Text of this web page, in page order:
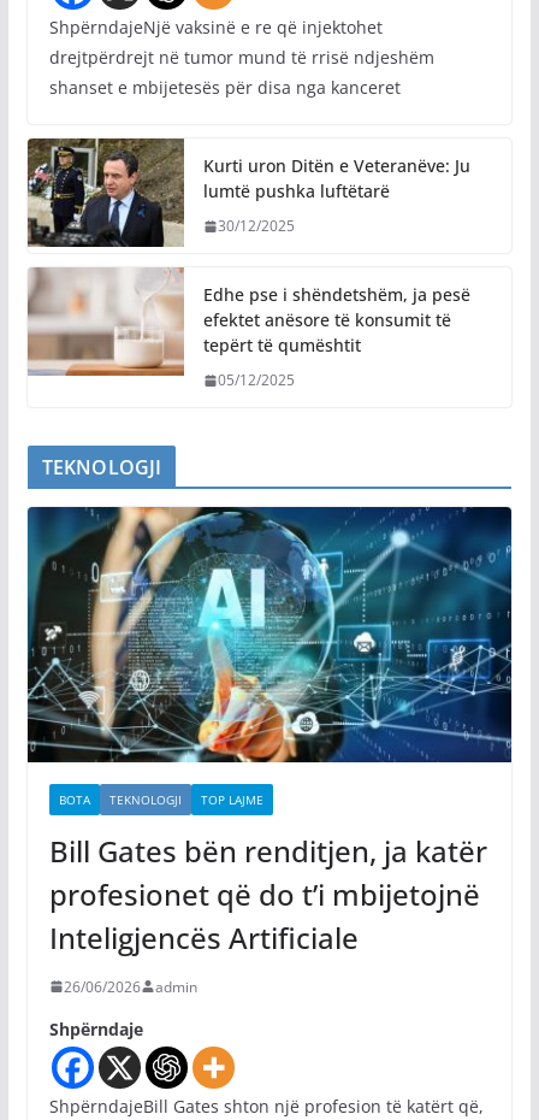
ShpërndajeNjë vaksinë e re që injektohet
drejtpërdrejt në tumor mund të rrisë ndjeshëm
shanset e mbijetesës për disa nga kanceret
Kurti uron Ditën e Veteranëve: Ju
lumtë pushka luftëtarë
30/12/2025
Edhe pse i shëndetshëm, ja pesë
efektet anësore të konsumit të
tepërt të qumështit
05/12/2025
TEKNOLOGJI
BOTA TEKNOLOGJI TOP LAJME
Bill Gates bën renditjen, ja katër
profesionet që do t’i mbijetojnë
Inteligjencës Artificiale
26/06/2026 admin
Shpërndaje
ShpërndajeBill Gates shton një profesion të katërt që,